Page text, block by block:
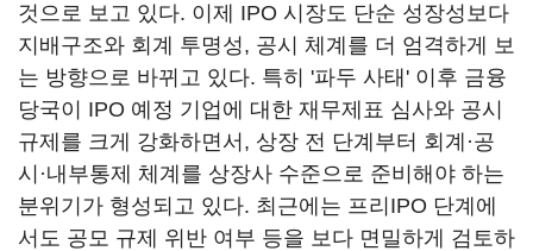
것으로 보고 있다. 이제 IPO 시장도 단순 성장성보다
지배구조와 회계 투명성, 공시 체계를 더 엄격하게 보
는 방향으로 바뀌고 있다. 특히 '파두 사태' 이후 금융
당국이 IPO 예정 기업에 대한 재무제표 심사와 공시
규제를 크게 강화하면서, 상장 전 단계부터 회계·공
시·내부통제 체계를 상장사 수준으로 준비해야 하는
분위기가 형성되고 있다. 최근에는 프리IPO 단계에
서도 공모 규제 위반 여부 등을 보다 면밀하게 검토하